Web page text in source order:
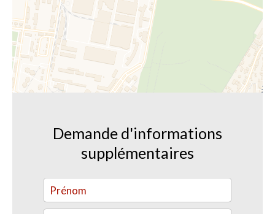
Demande d'informations
supplémentaires